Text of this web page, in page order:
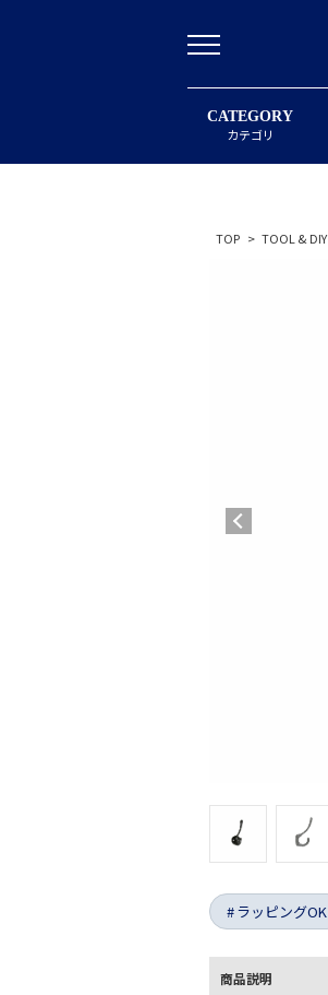
CATEGORY
カテゴリ
TOP > TOOL & DIY
ラッピングOK
商品説明